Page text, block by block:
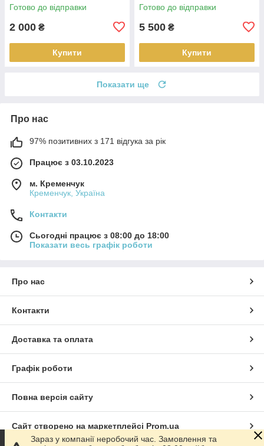
Готово до відправки
2 000 ₴
Купити
Готово до відправки
5 500 ₴
Купити
Показати ще
Про нас
97% позитивних з 171 відгука за рік
Працює з 03.10.2023
м. Кременчук
Кременчук, Україна
Контакти
Сьогодні працює з 08:00 до 18:00
Показати весь графік роботи
Про нас
Контакти
Доставка та оплата
Графік роботи
Повна версія сайту
Сайт створено на маркетплейсі Prom.ua
Зараз у компанії неробочий час. Замовлення та